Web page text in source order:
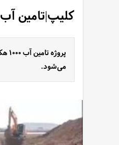
کلیپ|تامین آب ۱۰۰۰ هکتار اراضی کشاورزی شهرستان حمیدیه
می‌شود.